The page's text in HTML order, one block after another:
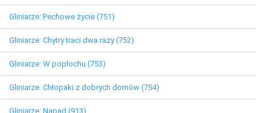
Gliniarze: Pechowe życie (751)
Gliniarze: Chytry traci dwa razy (752)
Gliniarze: W popłochu (753)
Gliniarze: Chłopaki z dobrych domów (754)
Gliniarze: Napad (913)